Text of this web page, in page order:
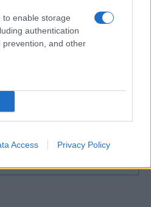
to enable storage
authentication
and other
Access Privacy Policy
a francia elnök
év börtön után
egy katonai
volt